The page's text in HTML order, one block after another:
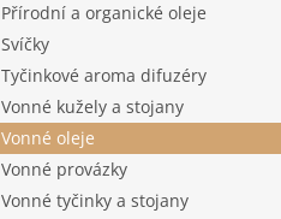
Přírodní a organické oleje
Svíčky
Tyčinkové aroma difuzéry
Vonné kužely a stojany
Vonné oleje
Vonné provázky
Vonné tyčinky a stojany